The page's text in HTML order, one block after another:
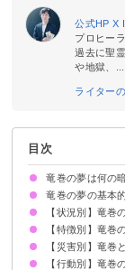
公式HP X
プロヒー
過去に聖
や地獄、...
ライター
目次
竜巻の夢は何の
竜巻の夢の基本
突然の変化や
よく見る場合
状況によって
【状況別】竜巻
竜巻から助か
竜巻が通り過
竜巻に巻き込
竜巻を眺めて
海で竜巻が発
竜巻が消える
竜巻が生まれ
竜巻で死ぬ夢
竜巻で怪我す
【特徴別】竜巻
巨大な竜巻の
小さい竜巻の
白い竜巻の夢
黒い竜巻の夢
複数の竜巻の
火の竜巻の夢
竜巻雲の夢【
【災害別】竜巻
竜巻と台風が
竜巻と地震が
竜巻と火事が
竜巻と雷が起
竜巻と洪水が
【行動別】竜巻